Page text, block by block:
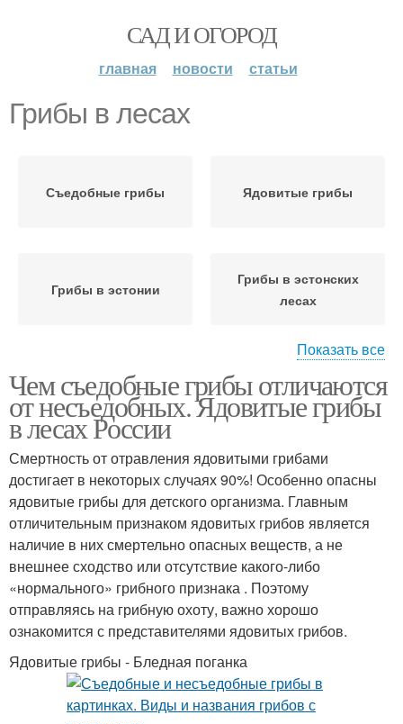
САД И ОГОРОД
главная новости статьи
Грибы в лесах
Съедобные грибы Ядовитые грибы
Грибы в эстонии
Грибы в эстонских
лесах
Несъедобные грибы Грибы в картинках
Грибы в латвии
Показать все
Чем съедобные грибы отличаются
от несъедобных. Ядовитые грибы
в лесах России
Смертность от отравления ядовитыми грибами
достигает в некоторых случаях 90%! Особенно опасны
ядовитые грибы для детского организма. Главным
отличительным признаком ядовитых грибов является
наличие в них смертельно опасных веществ, а не
внешнее сходство или отсутствие какого-либо
«нормального» грибного признака . Поэтому
отправляясь на грибную охоту, важно хорошо
ознакомится с представителями ядовитых грибов.
Ядовитые грибы - Бледная поганка